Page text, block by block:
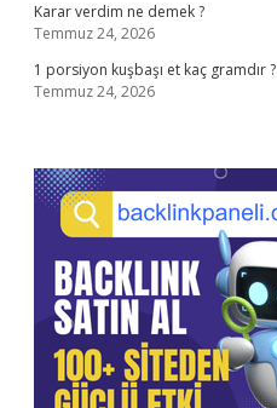
Karar verdim ne demek ?
Temmuz 24, 2026
1 porsiyon kuşbaşı et kaç gramdır ?
Temmuz 24, 2026